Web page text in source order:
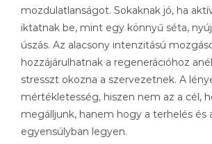
mozdulatlanságot. Sokaknak jó, ha
iktatnak be, mint egy könnyű séta,
úszás. Az alacsony intenzitású
hozzájárulhatnak a regenerációhoz
stresszt okozna a szervezetnek. A
mértékletesség, hiszen nem az a cél,
megálljunk, hanem hogy a terhelés és
egyensúlyban legyen.